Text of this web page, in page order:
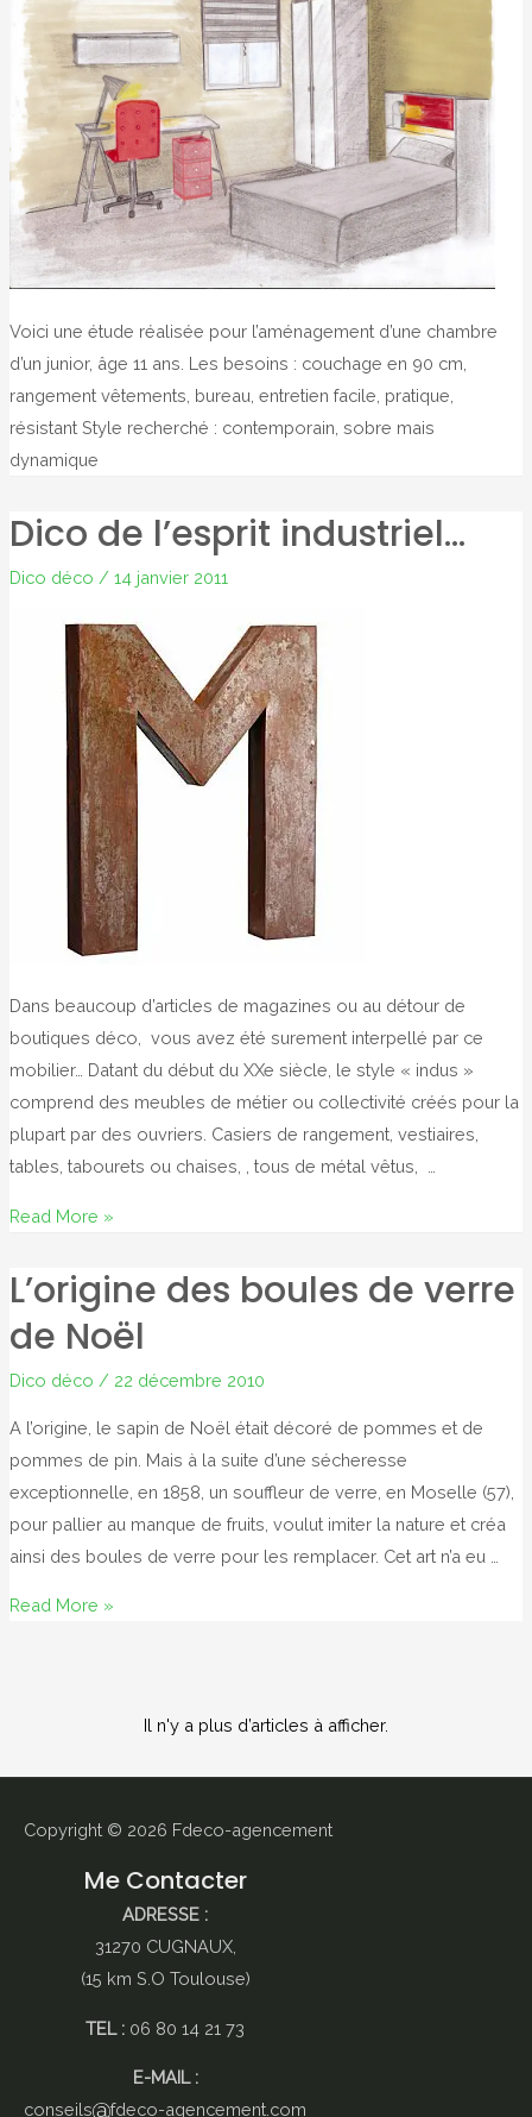
Voici une étude réalisée pour l’aménagement d’une chambre
d’un junior, âge 11 ans. Les besoins : couchage en 90 cm,
rangement vêtements, bureau, entretien facile, pratique,
résistant Style recherché : contemporain, sobre mais
dynamique
Dico de l’esprit industriel…
Dico déco / 14 janvier 2011
Dans beaucoup d’articles de magazines ou au détour de
boutiques déco, vous avez été surement interpellé par ce
mobilier… Datant du début du XXe siècle, le style « indus »
comprend des meubles de métier ou collectivité créés pour la
plupart par des ouvriers. Casiers de rangement, vestiaires,
tables, tabourets ou chaises, , tous de métal vêtus, …
Dico
l’esprit
industriel…
Read More »
L’origine des boules de verre
de Noël
Dico déco / 22 décembre 2010
A l’origine, le sapin de Noël était décoré de pommes et de
pommes de pin. Mais à la suite d’une sécheresse
exceptionnelle, en 1858, un souffleur de verre, en Moselle (57),
pour pallier au manque de fruits, voulut imiter la nature et créa
ainsi des boules de verre pour les remplacer. Cet art n’a eu …
L’origine
Read More »
Il n'y a plus d’articles à afficher.
Copyright © 2026 Fdeco-agencement
Me Contacter
ADRESSE :
31270 CUGNAUX,
(15 km S.O Toulouse)
TEL : 06 80 14 21 73
E-MAIL :
conseils
fdeco-agencement.com